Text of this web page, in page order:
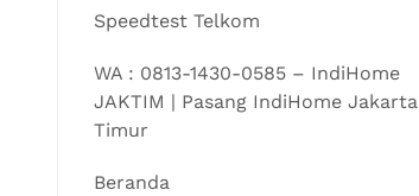
Speedtest Telkom
WA : 0813-1430-0585 – IndiHome
JAKTIM | Pasang IndiHome Jakarta
Timur
Beranda